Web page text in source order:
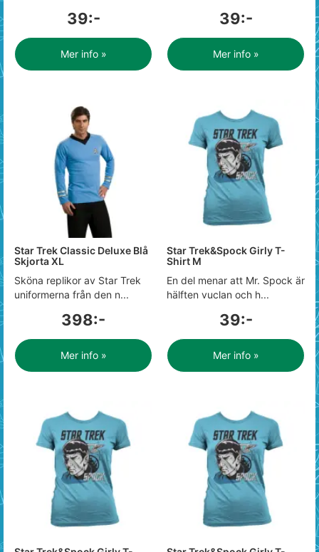
39:-
Mer info »
39:-
Mer info »
Star Trek Classic Deluxe Blå
Skjorta XL
Sköna replikor av Star Trek
uniformerna från den n...
398:-
Mer info »
Star Trek&Spock Girly T-
Shirt M
En del menar att Mr. Spock är
hälften vuclan och h...
39:-
Mer info »